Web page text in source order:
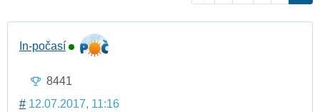
In-počasí
8441
# 12.07.2017, 11:16